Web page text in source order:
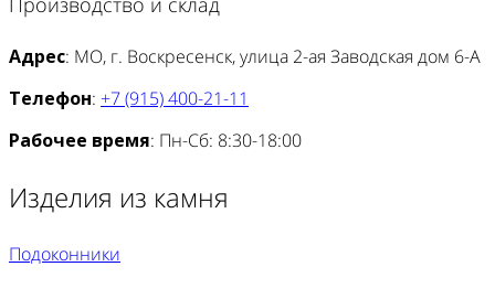
Адрес: МО, г. Воскресенск, улица 2-ая Заводская дом 6-А
Телефон: +7 (915) 400-21-11
Рабочее время: Пн-Сб: 8:30-18:00
Изделия из камня
Подоконники